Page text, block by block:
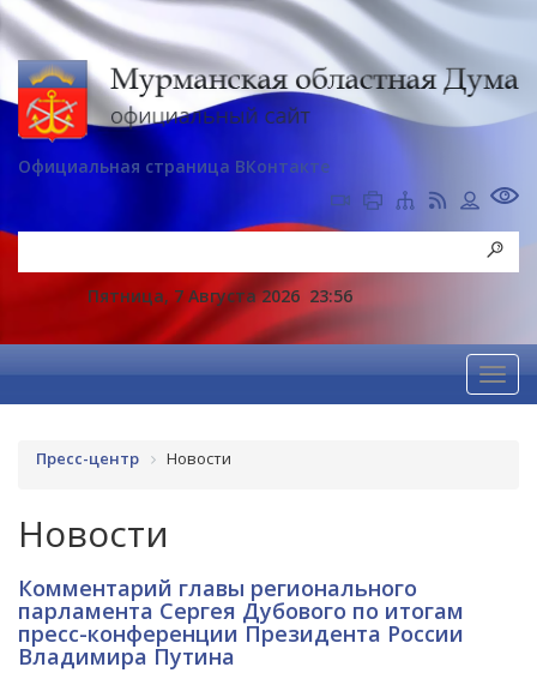
Официальная страница ВКонтакте
Пятница, 7 Августа 2026 23:56
Пресс-центр Новости
Новости
Комментарий главы регионального
парламента Сергея Дубового по итогам
пресс-конференции Президента России
Владимира Путина